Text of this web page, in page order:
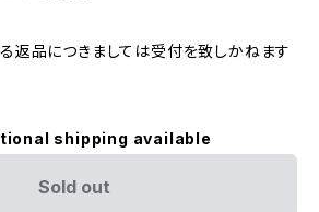
返品につきましては受付を致しかねます
shipping available
Sold out